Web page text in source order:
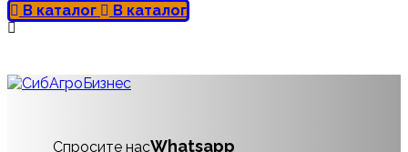
В каталог
В каталог
Спросите насWhatsapp